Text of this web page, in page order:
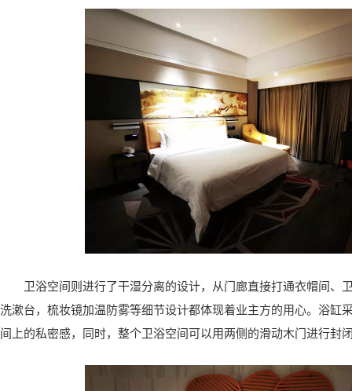
卫浴空间则进行了干湿分离的设计，从门廊直接打通衣帽间、
洗漱台，梳妆镜加温防雾等细节设计都体现着业主方的用心。浴缸
间上的私密感，同时，整个卫浴空间可以用两侧的滑动木门进行封